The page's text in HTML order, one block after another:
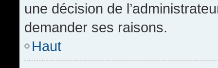
une décision de
demander ses raisons.
Haut